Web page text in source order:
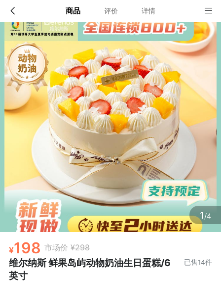
商品 评价 详情
1/4
198 市场价 ¥298
维尔纳斯 鲜果岛屿动物奶油生日蛋糕/6
英寸
已售14件
配送说明
全国（偏远地区除外）
确定
店铺信息
该地区暂无配送门店
确定